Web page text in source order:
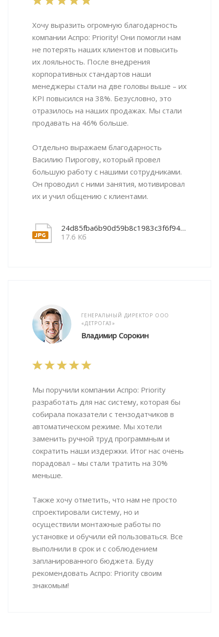
Хочу выразить огромную благодарность
компании Аспро: Priority! Они помогли нам
не потерять наших клиентов и повысить
их лояльность. После внедрения
корпоративных стандартов наши
менеджеры стали на две головы выше – их
KPI повысился на 38%. Безусловно, это
отразилось на наших продажах. Мы стали
продавать на 46% больше.
Отдельно выражаем благодарность
Василию Пирогову, который провел
большую работу с нашими сотрудниками.
Он проводил с ними занятия, мотивировал
их и учил общению с клиентами.
24d85fba6b90d59b8c1983c3f6f948e1
17.6 Кб
ГЕНЕРАЛЬНЫЙ ДИРЕКТОР ООО
«ДЕТРОГАЗ»
Владимир Сорокин
Мы поручили компании Аспро: Priority
разработать для нас систему, которая бы
собирала показатели с тензодатчиков в
автоматическом режиме. Мы хотели
заменить ручной труд программным и
сократить наши издержки. Итог нас очень
порадовал – мы стали тратить на 30%
меньше.
Также хочу отметить, что нам не просто
спроектировали систему, но и
осуществили монтажные работы по
установке и обучили ей пользоваться. Все
выполнили в срок и с соблюдением
запланированного бюджета. Буду
рекомендовать Аспро: Priority своим
знакомым!